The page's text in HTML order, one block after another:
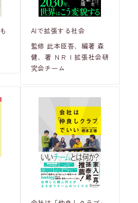
AIで拡張する社会
監修 此本臣吾、編著 森
健、著 ＮＲＩ拡張社会研
究会チーム